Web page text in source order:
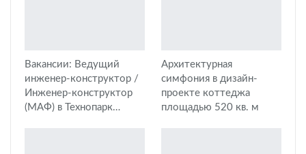
Вакансии: Ведущий
инженер-конструктор /
Инженер-конструктор
(МАФ) в Технопарк…
Архитектурная
симфония в дизайн-
проекте коттеджа
площадью 520 кв. м